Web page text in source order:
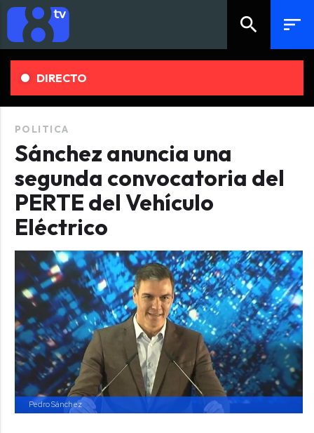
search sort
DIRECTO
POLITICA
Sánchez anuncia una
segunda convocatoria del
PERTE del Vehículo
Eléctrico
Pedro Sánchez